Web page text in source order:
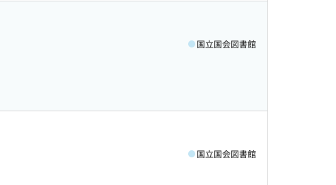
国立国会図書館
国立国会図書館